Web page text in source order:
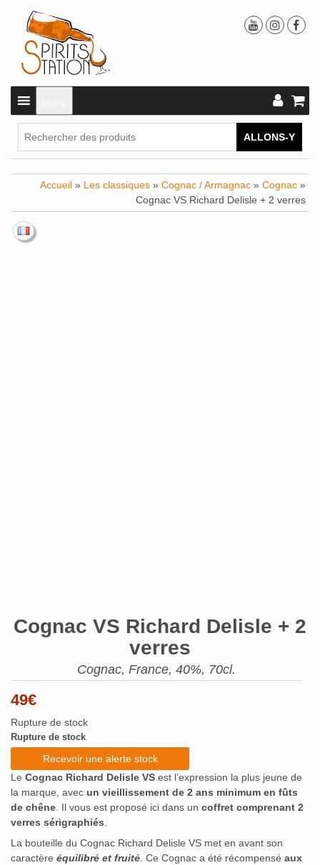
ALLONS-Y
Accueil » Les classiques » Cognac / Armagnac » Cognac »
Cognac VS Richard Delisle + 2 verres
Cognac VS Richard Delisle + 2
verres
Cognac, France, 40%, 70cl.
49€
Rupture de stock
Rupture de stock
Recevoir une alerte stock
Le Cognac Richard Delisle VS est l’expression la plus jeune de
la marque, avec un vieillissement de 2 ans minimum en fûts
de chêne . Il vous est proposé ici dans un coffret comprenant 2
verres sérigraphiés
La bouteille du Cognac Richard Delisle VS met en avant son
caractère équilibré et fruité . Ce Cognac a été récompensé aux